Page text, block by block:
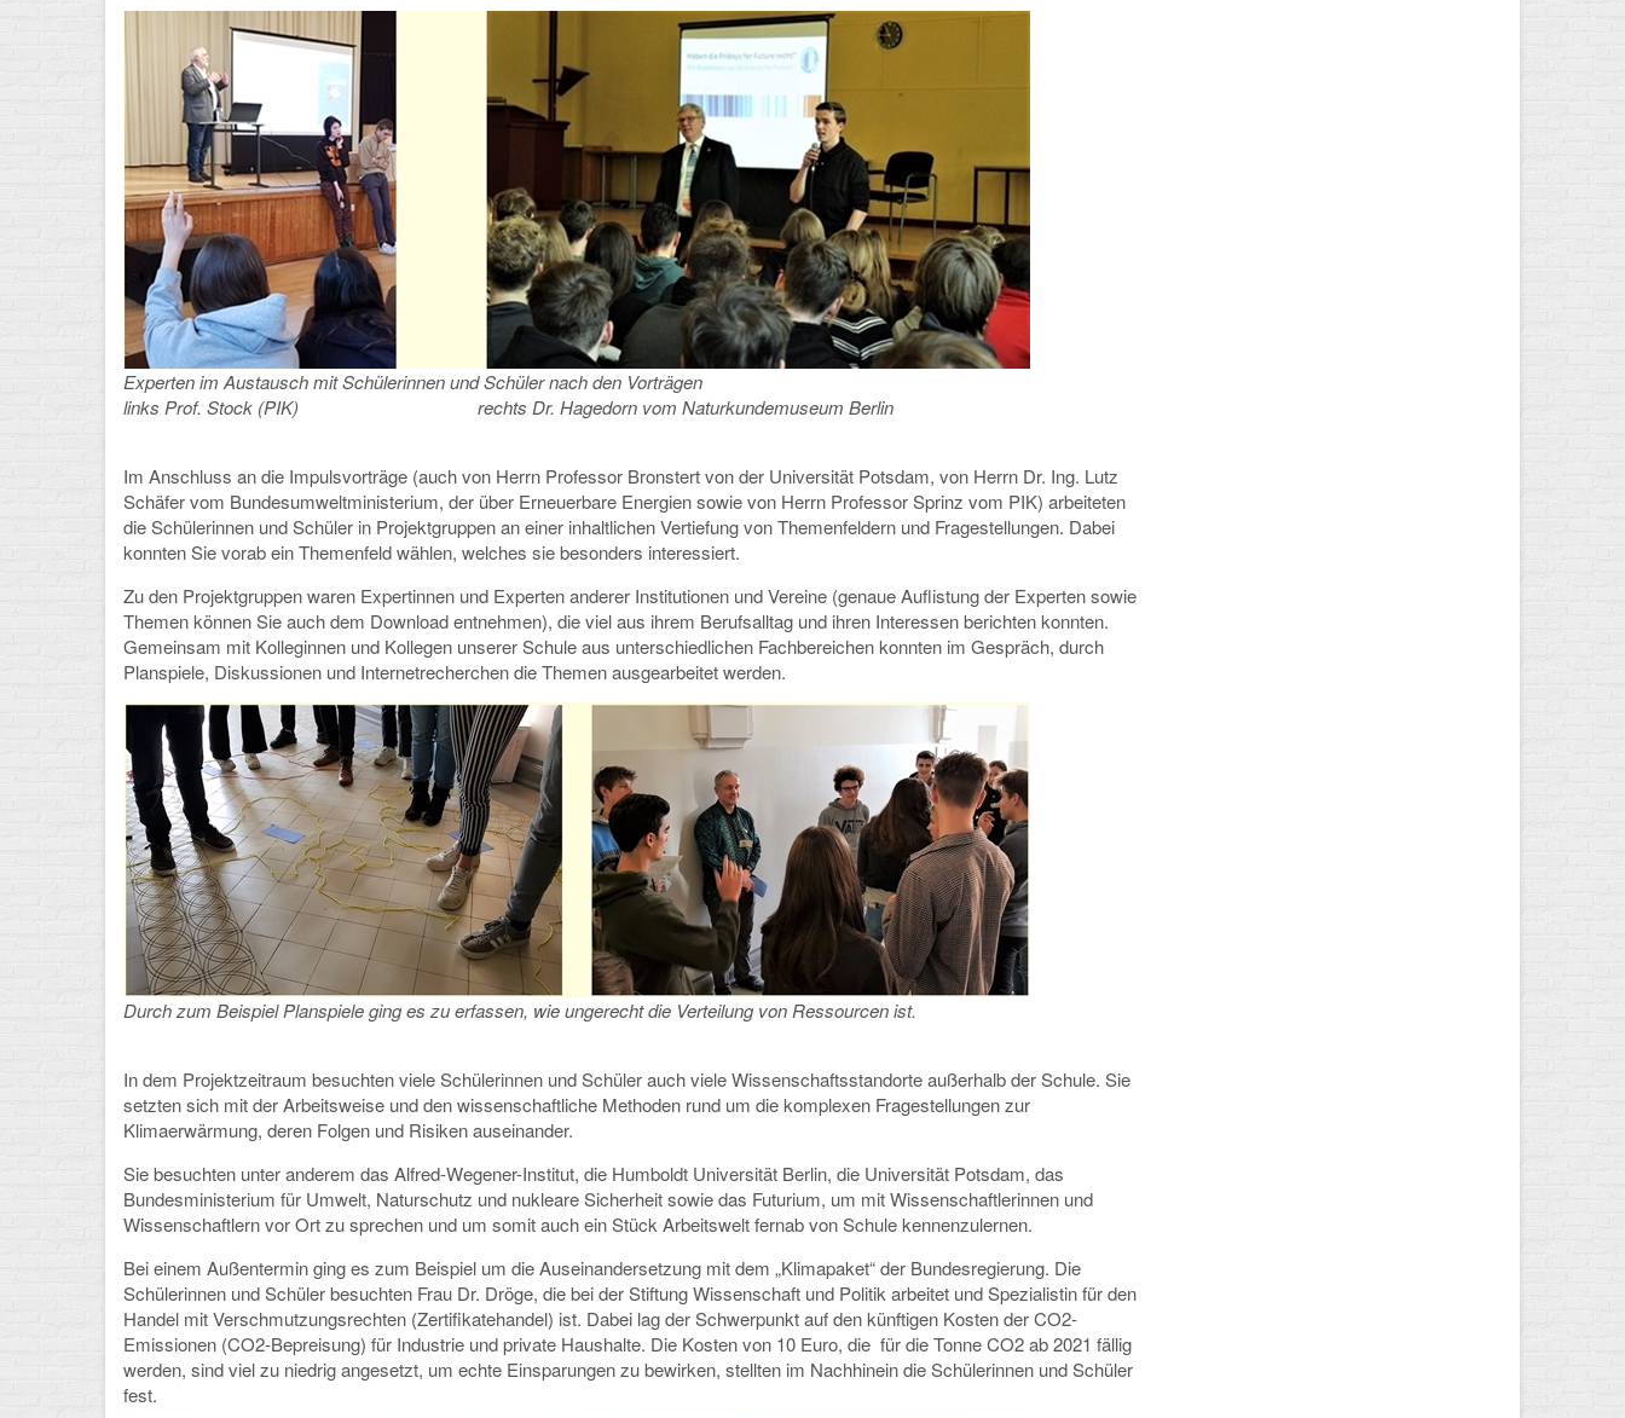
Experten im Austausch mit Schülerinnen und Schüler nach den Vorträgen
links Prof. Stock (PIK) rechts Dr. Hagedorn vom Naturkundemuseum Berlin
Im Anschluss an die Impulsvorträge (auch von Herrn Professor Bronstert von der Universität Potsdam, von Herrn Dr. Ing. Lutz
Schäfer vom Bundesumweltministerium, der über Erneuerbare Energien sowie von Herrn Professor Sprinz vom PIK) arbeiteten
die Schülerinnen und Schüler in Projektgruppen an einer inhaltlichen Vertiefung von Themenfeldern und Fragestellungen. Dabei
konnten Sie vorab ein Themenfeld wählen, welches sie besonders interessiert.
Zu den Projektgruppen waren Expertinnen und Experten anderer Institutionen und Vereine (genaue Auflistung der Experten sowie
Themen können Sie auch dem Download entnehmen), die viel aus ihrem Berufsalltag und ihren Interessen berichten konnten.
Gemeinsam mit Kolleginnen und Kollegen unserer Schule aus unterschiedlichen Fachbereichen konnten im Gespräch, durch
Planspiele, Diskussionen und Internetrecherchen die Themen ausgearbeitet werden.
Durch zum Beispiel Planspiele ging es zu erfassen, wie ungerecht die Verteilung von Ressourcen ist.
In dem Projektzeitraum besuchten viele Schülerinnen und Schüler auch viele Wissenschaftsstandorte außerhalb der Schule. Sie
setzten sich mit der Arbeitsweise und den wissenschaftliche Methoden rund um die komplexen Fragestellungen zur
Klimaerwärmung, deren Folgen und Risiken auseinander.
Sie besuchten unter anderem das Alfred-Wegener-Institut, die Humboldt Universität Berlin, die Universität Potsdam, das
Bundesministerium für Umwelt, Naturschutz und nukleare Sicherheit sowie das Futurium, um mit Wissenschaftlerinnen und
Wissenschaftlern vor Ort zu sprechen und um somit auch ein Stück Arbeitswelt fernab von Schule kennenzulernen.
Bei einem Außentermin ging es zum Beispiel um die Auseinandersetzung mit dem „Klimapaket“ der Bundesregierung. Die
Schülerinnen und Schüler besuchten Frau Dr. Dröge, die bei der Stiftung Wissenschaft und Politik arbeitet und Spezialistin für den
Handel mit Verschmutzungsrechten (Zertifikatehandel) ist. Dabei lag der Schwerpunkt auf den künftigen Kosten der CO2-
Emissionen (CO2-Bepreisung) für Industrie und private Haushalte. Die Kosten von 10 Euro, die für die Tonne CO2 ab 2021 fällig
werden, sind viel zu niedrig angesetzt, um echte Einsparungen zu bewirken, stellten im Nachhinein die Schülerinnen und Schüler
fest.